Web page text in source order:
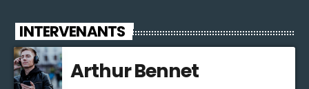
INTERVENANTS
Arthur Bennet